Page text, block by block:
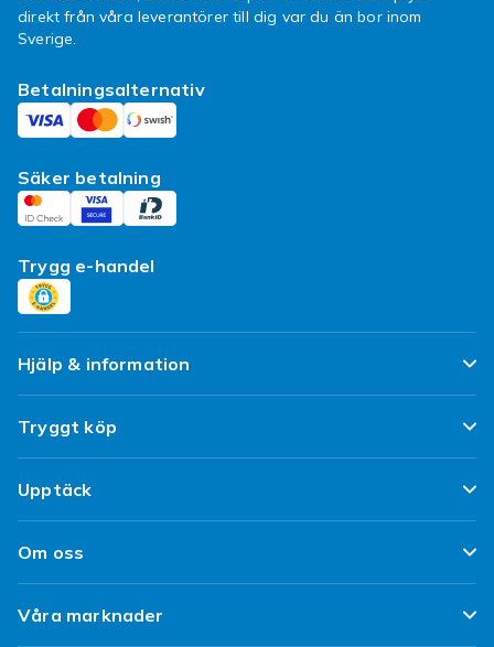
direkt från våra leverantörer till dig var du än bor inom
Sverige.
Betalningsalternativ
Säker betalning
Trygg e-handel
Hjälp & information
Vanliga frågor
Spåra paket
Ångra & Returnera här
Leverans
Tryggt köp
Nöjd kund-löfte
Kundrecensioner
Begagnat / Refurbished
Upptäck
Populära kategorier
Designa egna kläder
Om oss
Om Fyndiq
Våra marknader